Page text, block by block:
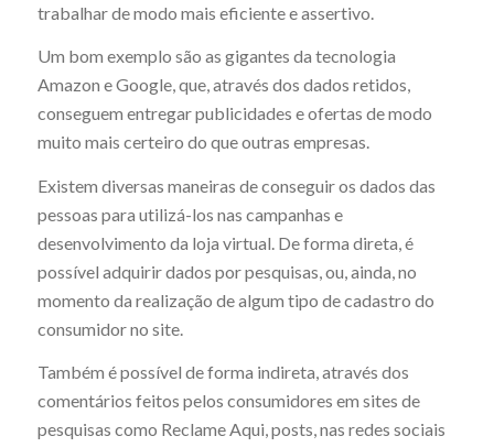
trabalhar de modo mais eficiente e assertivo.
Um bom exemplo são as gigantes da tecnologia
Amazon e Google, que, através dos dados retidos,
conseguem entregar publicidades e ofertas de modo
muito mais certeiro do que outras empresas.
Existem diversas maneiras de conseguir os dados das
pessoas para utilizá-los nas campanhas e
desenvolvimento da loja virtual. De forma direta, é
possível adquirir dados por pesquisas, ou, ainda, no
momento da realização de algum tipo de cadastro do
consumidor no site.
Também é possível de forma indireta, através dos
comentários feitos pelos consumidores em sites de
pesquisas como Reclame Aqui, posts, nas redes sociais